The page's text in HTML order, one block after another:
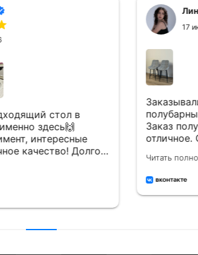
стол в
здесь🙌
интересные
качество! Долго
без
На все мои
- ответили
17
Заказ
отличное.
Будем
Читать